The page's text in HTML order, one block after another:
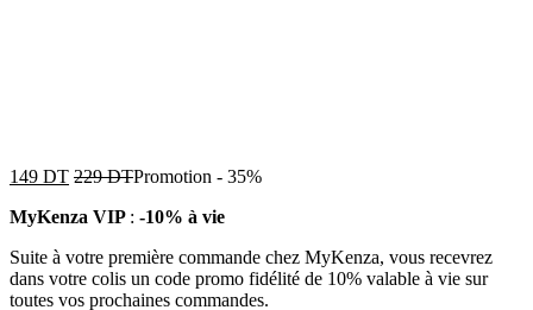
149 DT 229DTPromotion - 35%
MyKenza VIP : -10% à vie
Suite à votre première commande chez MyKenza, vous recevrez
dans votre colis un code promo fidélité de 10% valable à vie sur
toutes vos prochaines commandes.